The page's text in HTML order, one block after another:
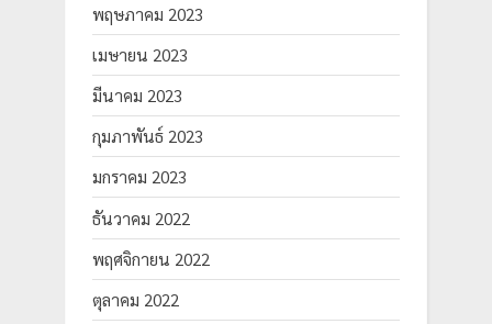
พฤษภาคม 2023
เมษายน 2023
มีนาคม 2023
กุมภาพันธ์ 2023
มกราคม 2023
ธันวาคม 2022
พฤศจิกายน 2022
ตุลาคม 2022